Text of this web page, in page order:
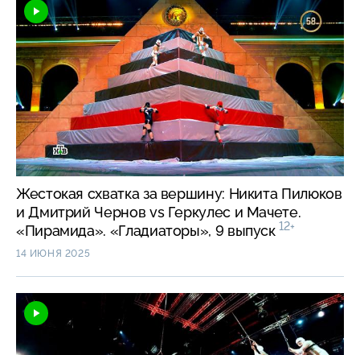
Жестокая схватка за вершину: Никита Пилюков
и Дмитрий Чернов vs Геркулес и Мачете.
«Пирамида». «Гладиаторы», 9 выпуск 12+
14 ИЮНЯ 2025